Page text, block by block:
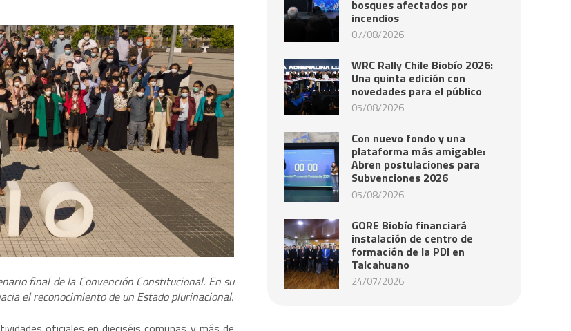
final de la Convención Constitucional. En su
el reconocimiento de un Estado plurinacional.
bosques afectados por
incendios
07/08/2026
WRC Rally Chile Biobío 2026:
Una quinta edición con
novedades para el público
05/08/2026
Con nuevo fondo y una
plataforma más amigable:
Abren postulaciones para
Subvenciones 2026
05/08/2026
GORE Biobío financiará
instalación de centro de
formación de la PDI en
Talcahuano
24/07/2026